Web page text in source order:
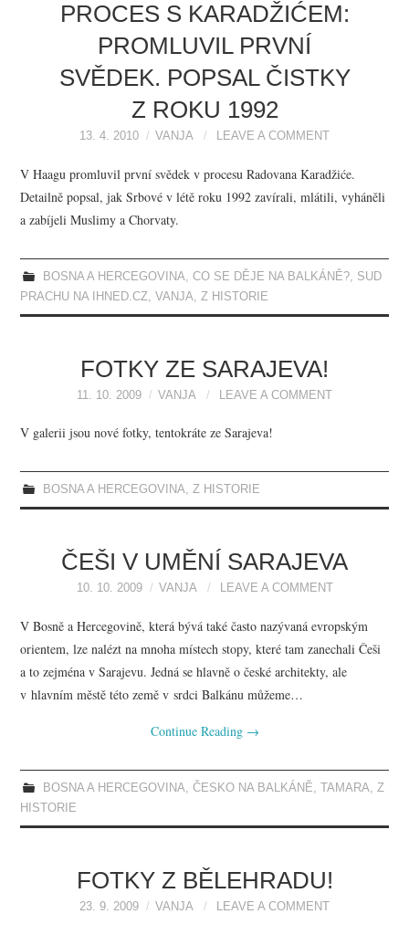
PROCES S KARADŽIĆEM:
PROMLUVIL PRVNÍ
SVĚDEK. POPSAL ČISTKY
Z ROKU 1992
13. 4. 2010 VANJA LEAVE A COMMENT
V Haagu promluvil první svědek v procesu Radovana Karadžiće.
Detailně popsal, jak Srbové v létě roku 1992 zavírali, mlátili, vyháněli
a zabíjeli Muslimy a Chorvaty.
BOSNA A HERCEGOVINA, CO SE DĚJE NA BALKÁNĚ?, SUD
PRACHU NA IHNED.CZ,VANJA,Z HISTORIE
FOTKY ZE SARAJEVA!
11. 10. 2009 VANJA LEAVE A COMMENT
V galerii jsou nové fotky, tentokráte ze Sarajeva!
BOSNA A HERCEGOVINA, Z HISTORIE
ČEŠI V UMĚNÍ SARAJEVA
10. 10. 2009 VANJA LEAVE A COMMENT
V Bosně a Hercegovině, která bývá také často nazývaná evropským
orientem, lze nalézt na mnoha místech stopy, které tam zanechali Češi
a to zejména v Sarajevu. Jedná se hlavně o české architekty, ale
v hlavním městě této země v srdci Balkánu můžeme…
Continue Reading →
BOSNA A HERCEGOVINA, ČESKO NA BALKÁNĚ, TAMARA, Z
HISTORIE
FOTKY Z BĚLEHRADU!
23. 9. 2009 VANJA LEAVE A COMMENT